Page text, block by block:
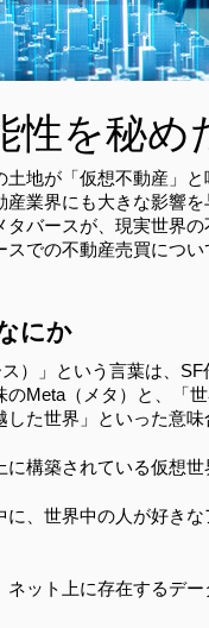
性を秘め
土地が「仮想不動産」
業界にも大きな影響を
バースが、現実世界
での不動産売買につい
にか
ス）」という言葉は、
のMeta（メタ）と、「
た世界」といった意味
構築されている仮想世
に、世界中の人が好き
ネット上に存在するデー